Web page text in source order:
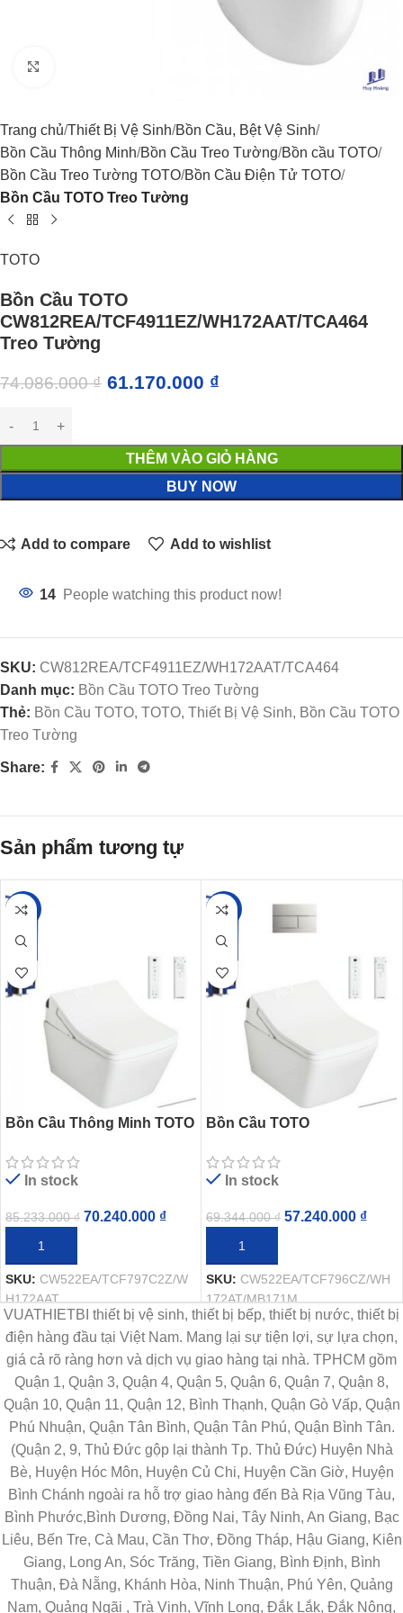
Trang chủ Thiết Bị Vệ Sinh Bồn Cầu, Bệt Vệ Sinh
Bồn Cầu Thông Minh Bồn Cầu Treo Tường Bồn cầu TOTO
Bồn Cầu Treo Tường TOTO Bồn Cầu Điện Tử TOTO
Bồn Cầu TOTO Treo Tường
TOTO
Bồn Cầu TOTO
CW812REA/TCF4911EZ/WH172AAT/TCA464
Treo Tường
74.086.000₫ 61.170.000 ₫
THÊM VÀO GIỎ HÀNG
BUY NOW
Add to compare Add to wishlist
14 People watching this product now!
SKU: CW812REA/TCF4911EZ/WH172AAT/TCA464
Danh mục: Bồn Cầu TOTO Treo Tường
Thẻ: Bồn Cầu TOTO, TOTO, Thiết Bị Vệ Sinh, Bồn Cầu TOTO
Treo Tường
Share:
Sản phẩm tương tự
-18%
Bồn Cầu Thông Minh TOTO
72AAT Treo Tường
In stock
85.233.000₫ 70.240.000 ₫
THÊM VÀO GIỎ HÀNG
SKU: CW522EA/TCF797C2Z/W
H172AAT
-17%
Bồn Cầu TOTO
2AT/MB171M Nắp Điện Tử
Treo Tường
In stock
69.344.000₫ 57.240.000 ₫
THÊM VÀO GIỎ HÀNG
SKU: CW522EA/TCF796CZ/WH
172AT/MB171M
VUATHIETBI thiết bị vệ sinh, thiết bị bếp, thiết bị nước, thiết bị
điện hàng đầu tại Việt Nam. Mang lại sự tiện lợi, sự lựa chọn,
giá cả rõ ràng hơn và dịch vụ giao hàng tại nhà. TPHCM gồm
Quận 1, Quận 3, Quận 4, Quận 5, Quận 6, Quận 7, Quận 8,
Quận 10, Quận 11, Quận 12, Bình Thạnh, Quận Gò Vấp, Quận
Phú Nhuận, Quận Tân Bình, Quận Tân Phú, Quận Bình Tân.
(Quận 2, 9, Thủ Đức gộp lại thành Tp. Thủ Đức) Huyện Nhà
Bè, Huyện Hóc Môn, Huyện Củ Chi, Huyện Cần Giờ, Huyện
Bình Chánh ngoài ra hỗ trợ giao hàng đến Bà Rịa Vũng Tàu,
Bình Phước,Bình Dương, Đồng Nai, Tây Ninh, An Giang, Bạc
Liêu, Bến Tre, Cà Mau, Cần Thơ, Đồng Tháp, Hậu Giang, Kiên
Giang, Long An, Sóc Trăng, Tiền Giang, Bình Định, Bình
Thuận, Đà Nẵng, Khánh Hòa, Ninh Thuận, Phú Yên, Quảng
Nam, Quảng Ngãi , Trà Vinh, Vĩnh Long, Đắk Lắk, Đắk Nông,